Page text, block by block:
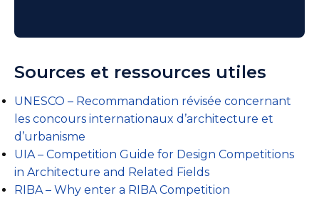
Sources et ressources utiles
UNESCO – Recommandation révisée concernant
les concours internationaux d’architecture et
d’urbanisme
UIA – Competition Guide for Design Competitions
in Architecture and Related Fields
RIBA – Why enter a RIBA Competition